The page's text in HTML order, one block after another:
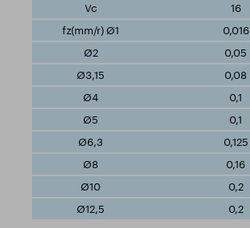
16
0,016
0,05
0,08
0,1
0,1
0,125
0,16
0,2
0,2